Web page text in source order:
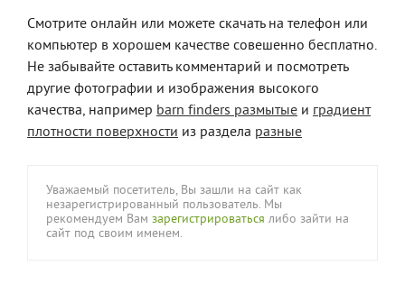
Смотрите онлайн или можете скачать на телефон или
компьютер в хорошем качестве совешенно бесплатно.
Не забывайте оставить комментарий и посмотреть
другие фотографии и изображения высокого
качества, например barn finders размытые и градиент
плотности поверхности из раздела разные
Уважаемый посетитель, Вы зашли на сайт как
незарегистрированный пользователь. Мы
рекомендуем Вам зарегистрироваться либо зайти на
сайт под своим именем.